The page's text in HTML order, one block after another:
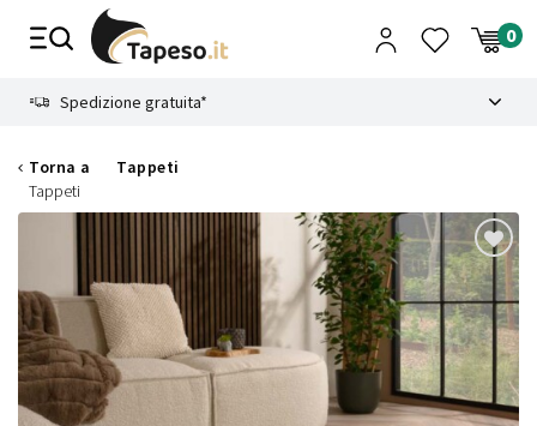
Spedizione gratuita*
Torna a
Tappeti
Tappeti